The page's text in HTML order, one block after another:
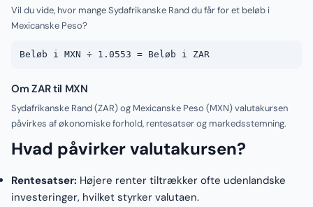
Vil du vide, hvor mange Sydafrikanske Rand du får for et beløb i
Mexicanske Peso?
Beløb i MXN ÷ 1.0553 = Beløb i ZAR
Om ZAR til MXN
Sydafrikanske Rand (ZAR) og Mexicanske Peso (MXN) valutakursen
påvirkes af økonomiske forhold, rentesatser og markedsstemning.
Hvad påvirker valutakursen?
Rentesatser: Højere renter tiltrækker ofte udenlandske
investeringer, hvilket styrker valutaen.